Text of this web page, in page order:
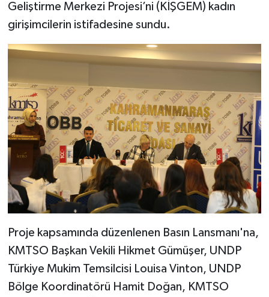
Geliştirme Merkezi Projesi’ni (KİŞGEM) kadın
girişimcilerin istifadesine sundu.
Proje kapsamında düzenlenen Basın Lansmanı'na,
KMTSO Başkan Vekili Hikmet Gümüşer, UNDP
Türkiye Mukim Temsilcisi Louisa Vinton, UNDP
Bölge Koordinatörü Hamit Doğan, KMTSO
BİLİMNET
Yemek
SEÇİM 2014
KİM KİMDİR
ÇEK GÖNDER
KİTAP
HEDEF2020
OTOMOBİL
MİZAH